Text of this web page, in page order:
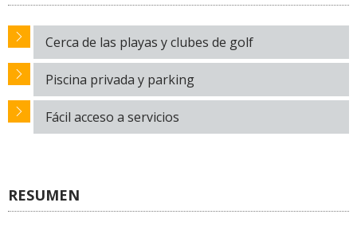
Cerca de las playas y clubes de golf
Piscina privada y parking
Fácil acceso a servicios
RESUMEN